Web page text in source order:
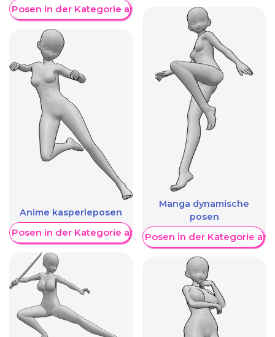
Posen in der Kategorie anzeigen
Anime kasperleposen
Posen in der Kategorie anzeigen
Manga dynamische
posen
Weitere Posen in der Kategorie